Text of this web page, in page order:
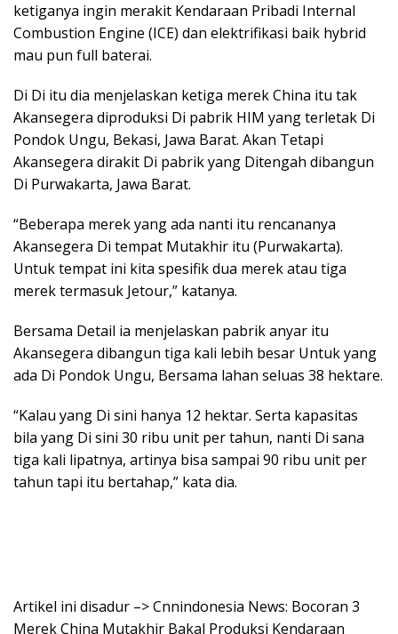
ketiganya ingin merakit Kendaraan Pribadi Internal
Combustion Engine (ICE) dan elektrifikasi baik hybrid
mau pun full baterai.
Di Di itu dia menjelaskan ketiga merek China itu tak
Akansegera diproduksi Di pabrik HIM yang terletak Di
Pondok Ungu, Bekasi, Jawa Barat. Akan Tetapi
Akansegera dirakit Di pabrik yang Ditengah dibangun
Di Purwakarta, Jawa Barat.
“Beberapa merek yang ada nanti itu rencananya
Akansegera Di tempat Mutakhir itu (Purwakarta).
Untuk tempat ini kita spesifik dua merek atau tiga
merek termasuk Jetour,” katanya.
Bersama Detail ia menjelaskan pabrik anyar itu
Akansegera dibangun tiga kali lebih besar Untuk yang
ada Di Pondok Ungu, Bersama lahan seluas 38 hektare.
“Kalau yang Di sini hanya 12 hektar. Serta kapasitas
bila yang Di sini 30 ribu unit per tahun, nanti Di sana
tiga kali lipatnya, artinya bisa sampai 90 ribu unit per
tahun tapi itu bertahap,” kata dia.
Artikel ini disadur –> Cnnindonesia News: Bocoran 3
Merek China Mutakhir Bakal Produksi Kendaraan